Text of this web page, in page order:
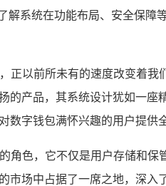
系统在功能布局、安全保
正以前所未有的速度改变着
的产品，其系统设计犹如一
字钱包满怀兴趣的用户提供
角色，它不仅是用户存储和
场中占据了一席之地，深